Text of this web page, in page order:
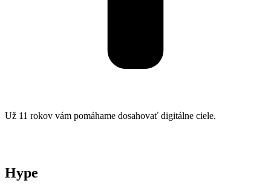
Už 11 rokov vám pomáhame dosahovať digitálne ciele.
Hype